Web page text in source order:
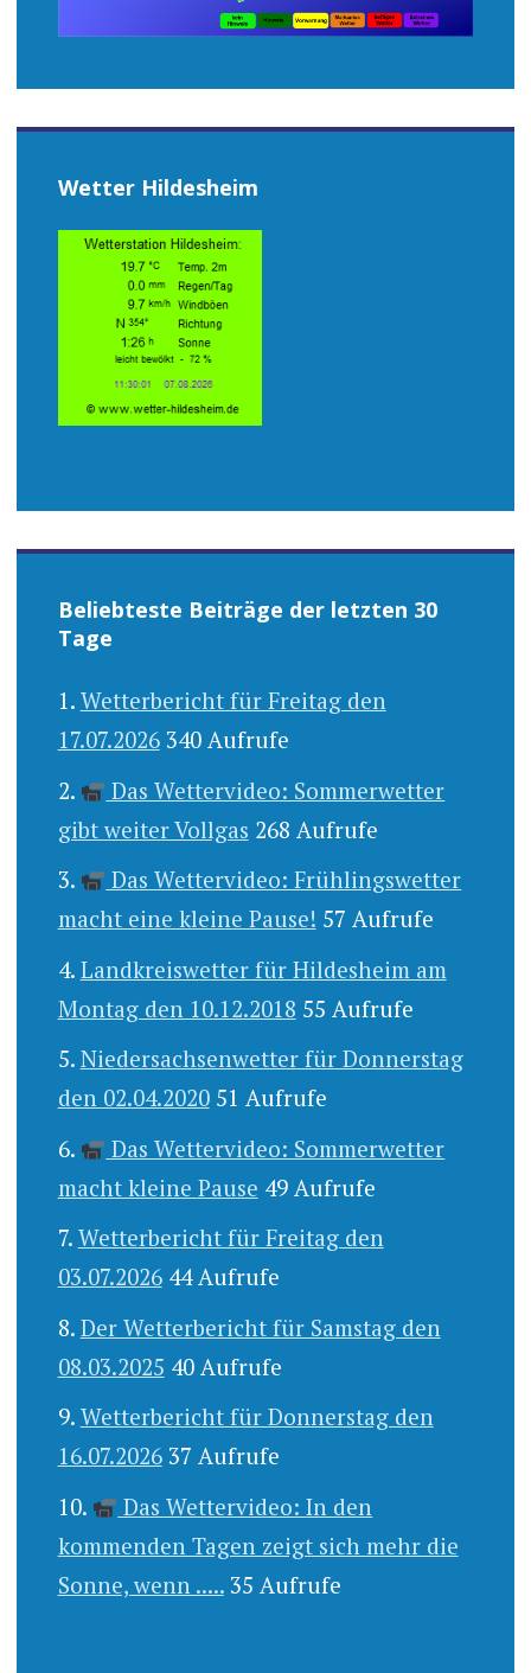
Wetter Hildesheim
Beliebteste Beiträge der letzten 30
Tage
Wetterbericht für Freitag den
17.07.2026 340 Aufrufe
Das Wettervideo: Sommerwetter
gibt weiter Vollgas 268 Aufrufe
Das Wettervideo: Frühlingswetter
macht eine kleine Pause! 57 Aufrufe
Landkreiswetter für Hildesheim am
Montag den 10.12.2018 55 Aufrufe
Niedersachsenwetter für Donnerstag
den 02.04.2020 51 Aufrufe
Das Wettervideo: Sommerwetter
macht kleine Pause 49 Aufrufe
Wetterbericht für Freitag den
03.07.2026 44 Aufrufe
Der Wetterbericht für Samstag den
08.03.2025 40 Aufrufe
Wetterbericht für Donnerstag den
16.07.2026 37 Aufrufe
Das Wettervideo: In den
kommenden Tagen zeigt sich mehr die
Sonne, wenn ..... 35 Aufrufe